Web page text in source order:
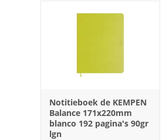
Notitieboek de KEMPEN
Balance 171x220mm
blanco 192 pagina's 90gr
lgn